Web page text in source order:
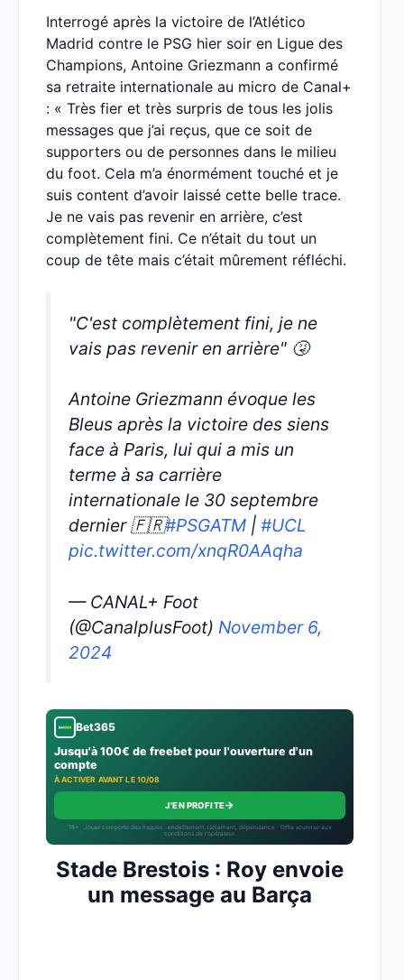
Interrogé après la victoire de l’Atlético
Madrid contre le PSG hier soir en Ligue des
Champions, Antoine Griezmann a confirmé
sa retraite internationale au micro de Canal+
: « Très fier et très surpris de tous les jolis
messages que j’ai reçus, que ce soit de
supporters ou de personnes dans le milieu
du foot. Cela m’a énormément touché et je
suis content d’avoir laissé cette belle trace.
Je ne vais pas revenir en arrière, c’est
complètement fini. Ce n’était du tout un
coup de tête mais c’était mûrement réfléchi.
"C'est complètement fini, je ne
vais pas revenir en arrière" 🤧
Antoine Griezmann évoque les
Bleus après la victoire des siens
face à Paris, lui qui a mis un
terme à sa carrière
internationale le 30 septembre
dernier 🇫🇷#PSGATM | #UCL
pic.twitter.com/xnqR0AAqha
— CANAL+ Foot
(@CanalplusFoot) November 6,
2024
Bet365
Jusqu'à 100€ de freebet pour l'ouverture d'un
compte
À ACTIVER AVANT LE 10/08
J'EN PROFITE→
18+ · Jouer comporte des risques : endettement, isolement, dépendance · Offre soumise aux
conditions de l’opérateur.
Stade Brestois : Roy envoie
un message au Barça